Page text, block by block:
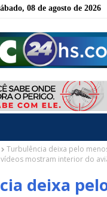
08 de agosto de 2026
Turbulência deixa pelo
mostram interior do
deixa